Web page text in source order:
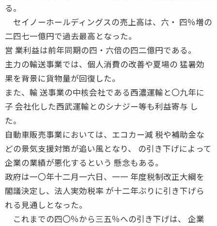
る。
セイノーホールディングスの売上高は、六・ 四％増の
二四七一億円で過去最高となった。
営 業利益は前年同期の四・六倍の四二億円である。
主力の輸送事業では、個人消費の改善や夏場の 猛暑効
果を背景に貨物量が回復した。
また、輸 送事業の中核会社である西濃運輸と〇九年に
子 会社化した西武運輸とのシナジー等も利益寄与 し
た。
自動車販売事業においては、エコカー減 税や補助金な
どの景気支援対策が追い風となり、 の引き下げによって
企業の業績が悪化するという 懸念もある。
政府は一〇年十二月一六日、一一 年度税制改正大綱を
閣議決定し、法人実効税率 が十二年ぶりに引き下げら
れる見通しとなった。
これまでの四〇％から三五％への引き下げは、 企業